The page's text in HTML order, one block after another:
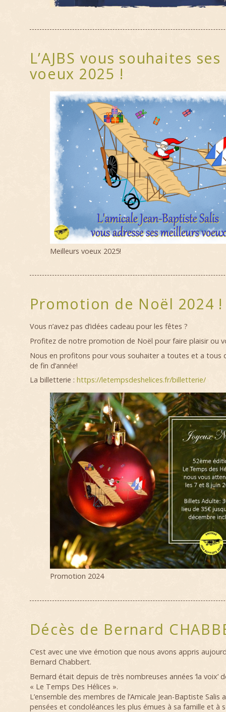
L’AJBS vous souhaites
voeux 2025 !
Meilleurs voeux 2025!
Promotion de Noël 2024 !
Vous n’avez pas d’idées cadeau pour les fêtes ?
Profitez de notre promotion de Noël pour faire plaisir ou
Nous en profitons pour vous souhaiter a toutes et a tous
de fin d’année!
La billetterie : https://letempsdeshelices.fr/billetterie/
Promotion 2024
Décès de Bernard
C’est avec une vive émotion que nous avons appris
Bernard Chabbert.
Bernard était depuis de très nombreuses années ‘la voix’
« Le Temps Des Hélices ».
L’ensemble des membres de l’Amicale Jean-Baptiste Salis
pensées et condoléances les plus émues à sa famille et à